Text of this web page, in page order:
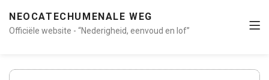
NEOCATECHUMENALE WEG
Officiële website - “Nederigheid, eenvoud en lof”